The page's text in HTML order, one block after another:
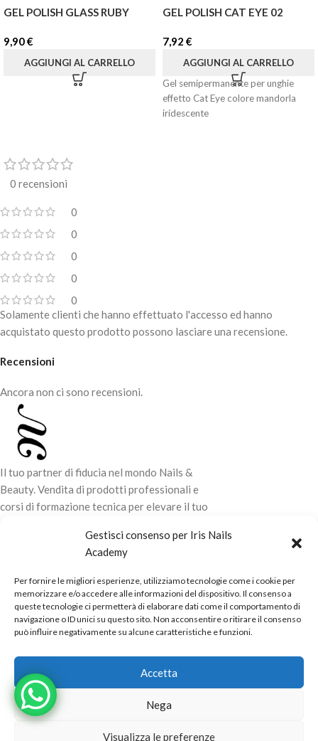
Gestisci consenso per Iris Nails
Academy
Per fornire le migliori esperienze, utilizziamo tecnologie come i cookie per
memorizzare e/o accedere alle informazioni del dispositivo. Il consenso a
queste tecnologie ci permetterà di elaborare dati come il comportamento di
navigazione o ID unici su questo sito. Non acconsentire o ritirare il consenso
può influire negativamente su alcune caratteristiche e funzioni.
Accetta
Nega
Visualizza le preferenze
GEL POLISH GLASS RUBY
9,90€
AGGIUNGI AL CARRELLO
GEL POLISH CAT EYE 02
7,92 €
AGGIUNGI AL CARRELLO
Gel semipermanente per unghie
effetto Cat Eye colore mandorla
iridescente
0 recensioni
0
0
0
0
0
Recensioni
Ancora non ci sono recensioni.
Solamente clienti che hanno effettuato l'accesso ed hanno
acquistato questo prodotto possono lasciare una recensione.
Il tuo partner di fiducia nel mondo Nails &
Beauty. Vendita di prodotti professionali e
corsi di formazione tecnica per elevare il tuo
LINK UTILI
ORARI NEGOZIO
Powered byReal.Pro.Webcopyright© 2026 in collaborazione con
Mac Sistemi